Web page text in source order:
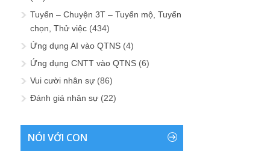
Tuyển – Chuyện 3T – Tuyển mộ, Tuyển
chọn, Thử việc (434)
Ứng dụng AI vào QTNS (4)
Ứng dụng CNTT vào QTNS (6)
Vui cười nhân sự (86)
Đánh giá nhân sự (22)
NÓI VỚI CON